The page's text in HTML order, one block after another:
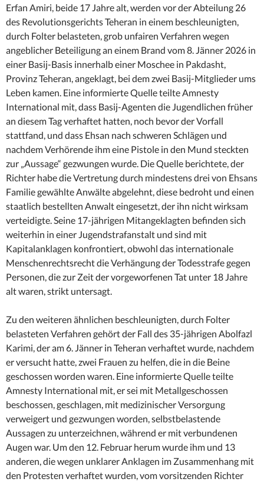
Erfan Amiri, beide 17 Jahre alt, werden vor der Abteilung 26
des Revolutionsgerichts Teheran in einem beschleunigten,
durch Folter belasteten, grob unfairen Verfahren wegen
angeblicher Beteiligung an einem Brand vom 8. Jänner 2026 in
einer Basij-Basis innerhalb einer Moschee in Pakdasht,
Provinz Teheran, angeklagt, bei dem zwei Basij-Mitglieder ums
Leben kamen. Eine informierte Quelle teilte Amnesty
International mit, dass Basij-Agenten die Jugendlichen früher
an diesem Tag verhaftet hatten, noch bevor der Vorfall
stattfand, und dass Ehsan nach schweren Schlägen und
nachdem Verhörende ihm eine Pistole in den Mund steckten
zur „Aussage“ gezwungen wurde. Die Quelle berichtete, der
Richter habe die Vertretung durch mindestens drei von Ehsans
Familie gewählte Anwälte abgelehnt, diese bedroht und einen
staatlich bestellten Anwalt eingesetzt, der ihn nicht wirksam
verteidigte. Seine 17-jährigen Mitangeklagten befinden sich
weiterhin in einer Jugendstrafanstalt und sind mit
Kapitalanklagen konfrontiert, obwohl das internationale
Menschenrechtsrecht die Verhängung der Todesstrafe gegen
Personen, die zur Zeit der vorgeworfenen Tat unter 18 Jahre
alt waren, strikt untersagt.
Zu den weiteren ähnlichen beschleunigten, durch Folter
belasteten Verfahren gehört der Fall des 35-jährigen Abolfazl
Karimi, der am 6. Jänner in Teheran verhaftet wurde, nachdem
er versucht hatte, zwei Frauen zu helfen, die in die Beine
geschossen worden waren. Eine informierte Quelle teilte
Amnesty International mit, er sei mit Metallgeschossen
beschossen, geschlagen, mit medizinischer Versorgung
verweigert und gezwungen worden, selbstbelastende
Aussagen zu unterzeichnen, während er mit verbundenen
Augen war. Um den 12. Februar herum wurde ihm und 13
anderen, die wegen unklarer Anklagen im Zusammenhang mit
den Protesten verhaftet wurden, vom vorsitzenden Richter